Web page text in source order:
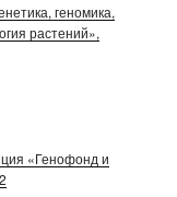
геномика,
растений»,
«Генофонд и